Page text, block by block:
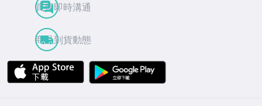
買賣即時溝通
商品到貨動態
APP Store